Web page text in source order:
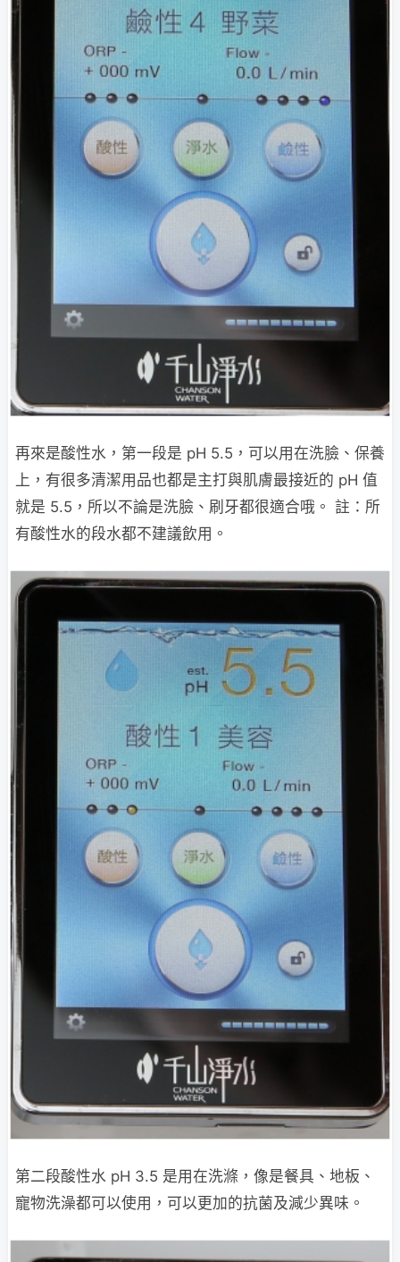
再來是酸性水，第一段是 pH 5.5，可以用在洗臉、保養
上，有很多清潔用品也都是主打與肌膚最接近的 pH 值
就是 5.5，所以不論是洗臉、刷牙都很適合哦。 註：所
有酸性水的段水都不建議飲用。
第二段酸性水 pH 3.5 是用在洗滌，像是餐具、地板、
寵物洗澡都可以使用，可以更加的抗菌及減少異味。